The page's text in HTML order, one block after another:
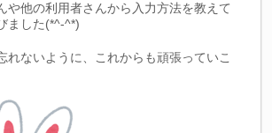
や他の利用者さんから入力方法を教えて
ました(*^-^*)
れないように、これからも頑張っていこ